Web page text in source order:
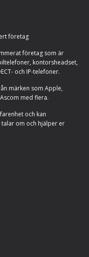
företag
företag som är
kontorsheadset,
och IP-telefoner.
märken som Apple,
Ascom med flera.
och kan
talar om och hjälper er